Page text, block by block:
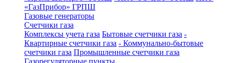
«ГазПрибор» ГРПШ
Газовые генераторы
Счетчики газа
Комплексы учета газа Бытовые счетчики газа -
Квартирные счетчики газа - Коммунально-бытовые
счетчики газа Промышленные счетчики газа
Газорегуляторные пункты